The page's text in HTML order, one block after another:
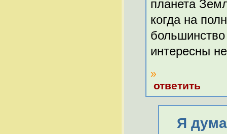
планета
когда на
интересны
»
ответить
Я